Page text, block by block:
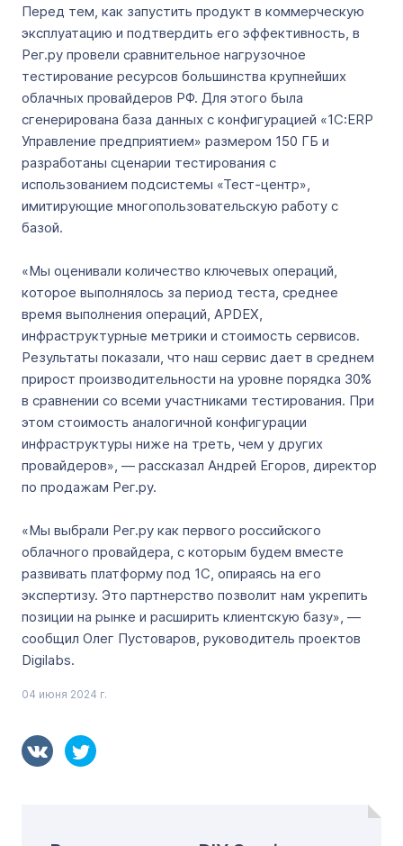
Перед тем, как запустить продукт в коммерческую
эксплуатацию и подтвердить его эффективность, в
Рег.ру провели сравнительное нагрузочное
тестирование ресурсов большинства крупнейших
облачных провайдеров РФ. Для этого была
сгенерирована база данных с конфигурацией «1С:ERP
Управление предприятием» размером 150 ГБ и
разработаны сценарии тестирования с
использованием подсистемы «Тест-центр»,
имитирующие многопользовательскую работу с
базой.
«Мы оценивали количество ключевых операций,
которое выполнялось за период теста, среднее
время выполнения операций, APDEX,
инфраструктурные метрики и стоимость сервисов.
Результаты показали, что наш сервис дает в среднем
прирост производительности на уровне порядка 30%
в сравнении со всеми участниками тестирования. При
этом стоимость аналогичной конфигурации
инфраструктуры ниже на треть, чем у других
провайдеров», — рассказал Андрей Егоров, директор
по продажам Рег.ру.
«Мы выбрали Рег.ру как первого российского
облачного провайдера, с которым будем вместе
развивать платформу под 1С, опираясь на его
экспертизу. Это партнерство позволит нам укрепить
позиции на рынке и расширить клиентскую базу», —
сообщил Олег Пустоваров, руководитель проектов
Digilabs.
04 июня 2024 г.